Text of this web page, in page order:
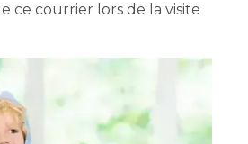
ce courrier lors de la visite